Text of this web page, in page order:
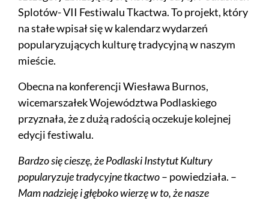
Splotów- VII Festiwalu Tkactwa. To projekt, który
na stałe wpisał się w kalendarz wydarzeń
popularyzujących kulturę tradycyjną w naszym
mieście.
Obecna na konferencji Wiesława Burnos,
wicemarszałek Województwa Podlaskiego
przyznała, że z dużą radością oczekuje kolejnej
edycji festiwalu.
Bardzo się cieszę, że Podlaski Instytut Kultury
popularyzuje tradycyjne tkactwo– powiedziała. –
Mam nadzieję i głęboko wierzę w to, że nasze